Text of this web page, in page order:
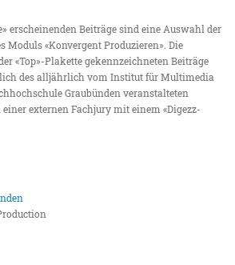
erscheinenden Beiträge sind eine Auswahl der
Moduls «Konvergent Produzieren». Die
«Top»-Plakette gekennzeichneten Beiträge
des alljährlich vom Institut für Multimedia
Graubünden veranstalteten
externen Fachjury mit einem «Digezz-